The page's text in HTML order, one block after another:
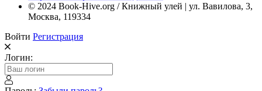
© 2024 Book-Hive.org / Книжный улей | ул. Вавилова, 3,
Москва, 119334
Войти Регистрация
Логин: